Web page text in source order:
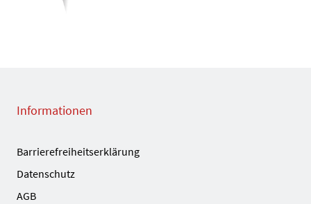
Informationen
Barrierefreiheitserklärung
Datenschutz
AGB